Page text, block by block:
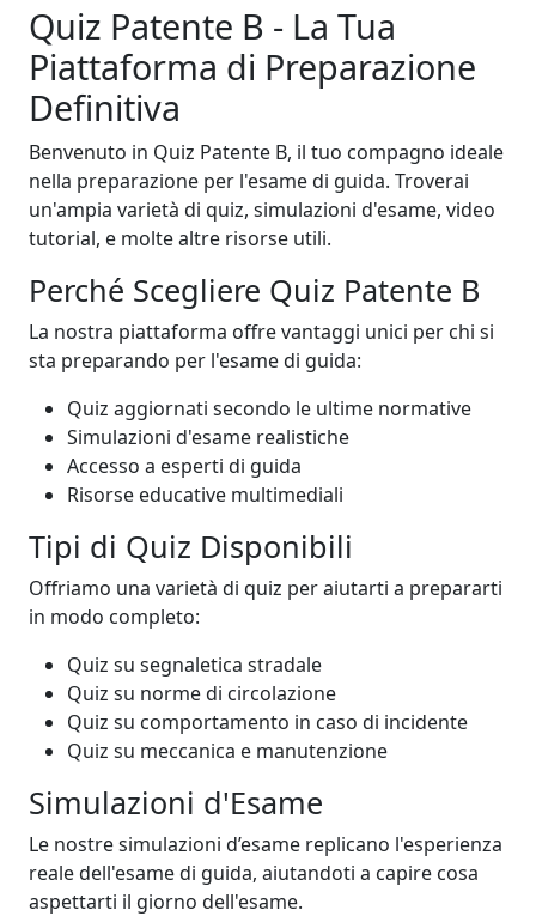
Quiz Patente B - La Tua
Piattaforma di Preparazione
Definitiva
Benvenuto in Quiz Patente B, il tuo compagno ideale
nella preparazione per l'esame di guida. Troverai
un'ampia varietà di quiz, simulazioni d'esame, video
tutorial, e molte altre risorse utili.
Perché Scegliere Quiz Patente B
La nostra piattaforma offre vantaggi unici per chi si
sta preparando per l'esame di guida:
Quiz aggiornati secondo le ultime normative
Simulazioni d'esame realistiche
Accesso a esperti di guida
Risorse educative multimediali
Tipi di Quiz Disponibili
Offriamo una varietà di quiz per aiutarti a prepararti
in modo completo:
Quiz su segnaletica stradale
Quiz su norme di circolazione
Quiz su comportamento in caso di incidente
Quiz su meccanica e manutenzione
Simulazioni d'Esame
Le nostre simulazioni d’esame replicano l'esperienza
reale dell'esame di guida, aiutandoti a capire cosa
aspettarti il giorno dell'esame.